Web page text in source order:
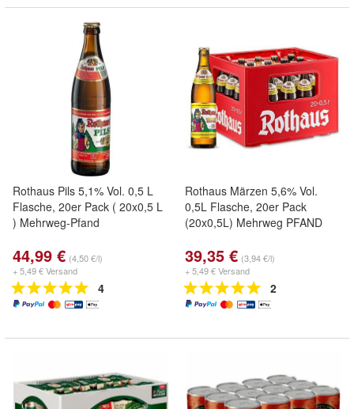
Rothaus Pils 5,1% Vol. 0,5 L
Flasche, 20er Pack ( 20x0,5 L
) Mehrweg-Pfand
44,99 € (4,50 €/l)
+ 5,49 € Versand
4
Rothaus Märzen 5,6% Vol.
0,5L Flasche, 20er Pack
(20x0,5L) Mehrweg PFAND
39,35 € (3,94 €/l)
+ 5,49 € Versand
2